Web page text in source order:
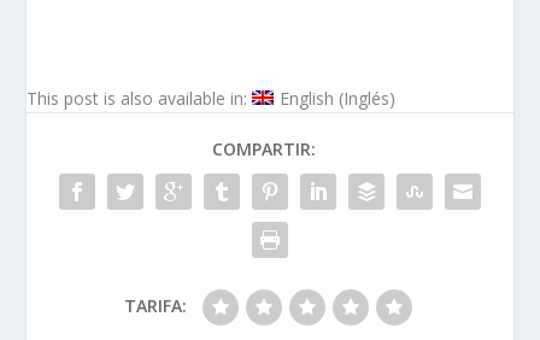
This post is also available in: English (Inglés)
COMPARTIR:
TARIFA: